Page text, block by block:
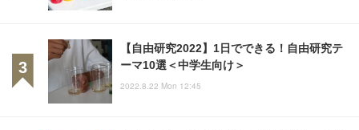
【自由研究2022】1日でできる！自由研究テ
ーマ10選＜中学生向け＞
2022.8.22 Mon 12:45